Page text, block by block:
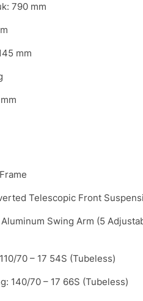
790 mm
mm
Telescopic Front
Swing Arm (5
70 – 17 54S (Tubeless)
140/70 – 17 66S (Tubeless)